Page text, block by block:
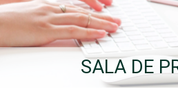
SALA DE